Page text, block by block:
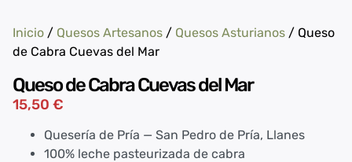
Inicio / Quesos Artesanos / Quesos Asturianos / Queso
de Cabra Cuevas del Mar
Queso de Cabra Cuevas del Mar
15,50 €
Quesería de Pría — San Pedro de Pría, Llanes
100% leche pasteurizada de cabra